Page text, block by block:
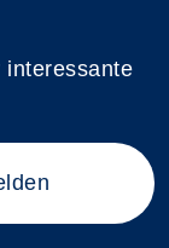
interessante